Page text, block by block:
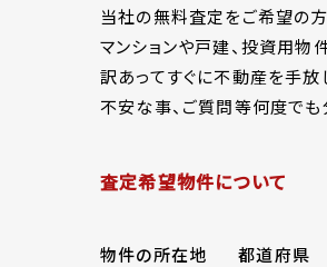
当社の無料査定をご希望の方
マンションや戸建、投資用物
訳あってすぐに不動産を手放
不安な事、ご質問等何度でも
査定希望物件について
物件の所在地 都道府県